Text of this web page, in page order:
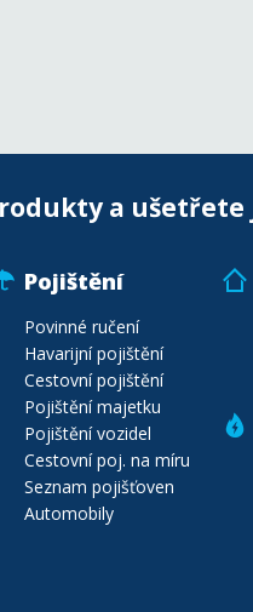
a ušetřete
Pojištění
Povinné ručení
Havarijní pojištění
Cestovní pojištění
Pojištění majetku
Pojištění vozidel
Cestovní poj. na míru
Seznam pojišťoven
Automobily